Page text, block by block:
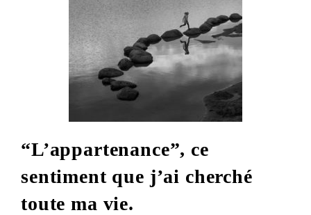
“L’appartenance”, ce
sentiment que j’ai cherché
toute ma vie.